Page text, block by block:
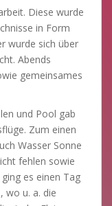
Diese wurde
in Form
wurde sich über
Abends
gemeinsames
und Pool gab
Zum einen
Wasser Sonne
fehlen sowie
es einen Tag
wo u. a. die